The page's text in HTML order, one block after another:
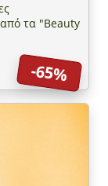
από τα "Beauty
-65%